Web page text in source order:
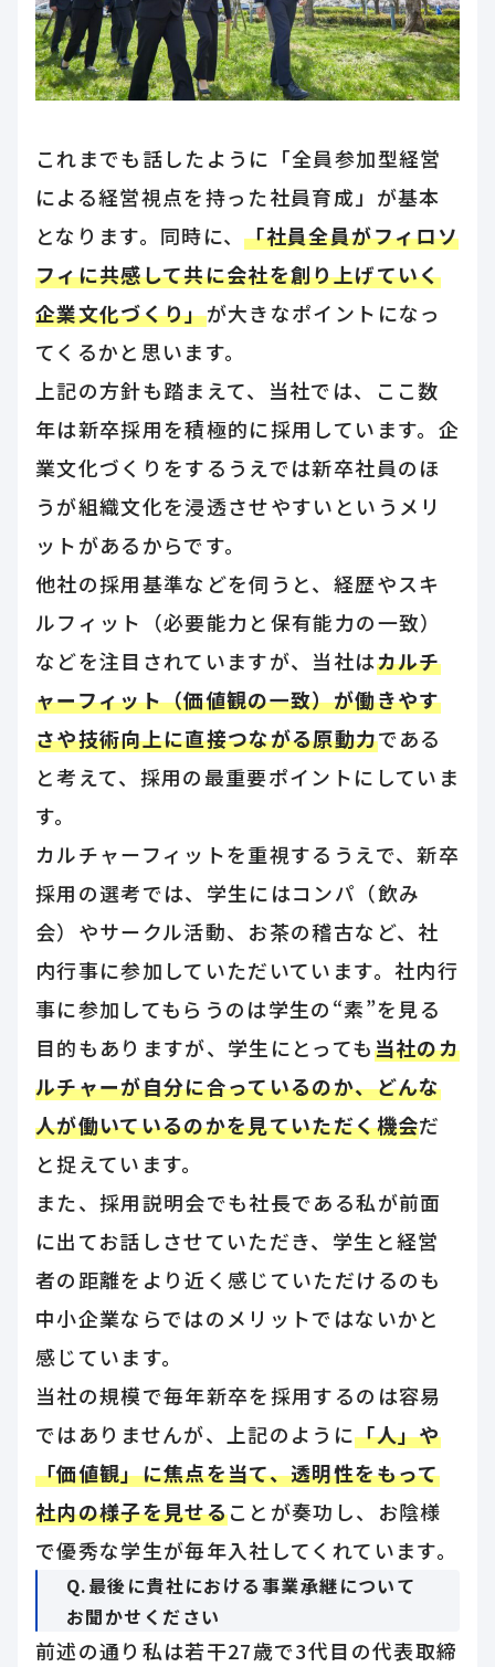
これまでも話したように「全員参加型経営
による経営視点を持った社員育成」が基本
となります。同時に、「社員全員がフィロソ
フィに共感して共に会社を創り上げていく
企業文化づくり」が大きなポイントになっ
てくるかと思います。
上記の方針も踏まえて、当社では、ここ数
年は新卒採用を積極的に採用しています。企
業文化づくりをするうえでは新卒社員のほ
うが組織文化を浸透させやすいというメリ
ットがあるからです。
他社の採用基準などを伺うと、経歴やスキ
ルフィット（必要能力と保有能力の一致）
などを注目されていますが、当社はカルチ
ャーフィット（価値観の一致）が働きやす
さや技術向上に直接つながる原動力である
と考えて、採用の最重要ポイントにしていま
す。
カルチャーフィットを重視するうえで、新卒
採用の選考では、学生にはコンパ（飲み
会）やサークル活動、お茶の稽古など、社
内行事に参加していただいています。社内行
事に参加してもらうのは学生の“素”を見る
目的もありますが、学生にとっても当社のカ
ルチャーが自分に合っているのか、どんな
人が働いているのかを見ていただく機会だ
と捉えています。
また、採用説明会でも社長である私が前面
に出てお話しさせていただき、学生と経営
者の距離をより近く感じていただけるのも
中小企業ならではのメリットではないかと
感じています。
当社の規模で毎年新卒を採用するのは容易
ではありませんが、上記のように「人」や
「価値観」に焦点を当て、透明性をもって
社内の様子を見せることが奏功し、お陰様
で優秀な学生が毎年入社してくれています。
Q.最後に貴社における事業承継について
お聞かせください
前述の通り私は若干27歳で3代目の代表取締